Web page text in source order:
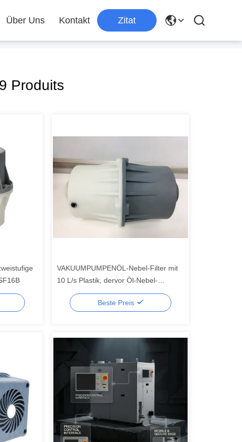
Über Uns Kontakt Zitat
Produits
VAKUUMPUMPENÖL-Nebel-Filter mit
10 L/s Plastik, dervor Öl-Nebel-
Verschmutzung sich schützt
Beste Preis